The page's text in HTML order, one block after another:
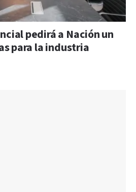
pedirá a Nación un
para la industria